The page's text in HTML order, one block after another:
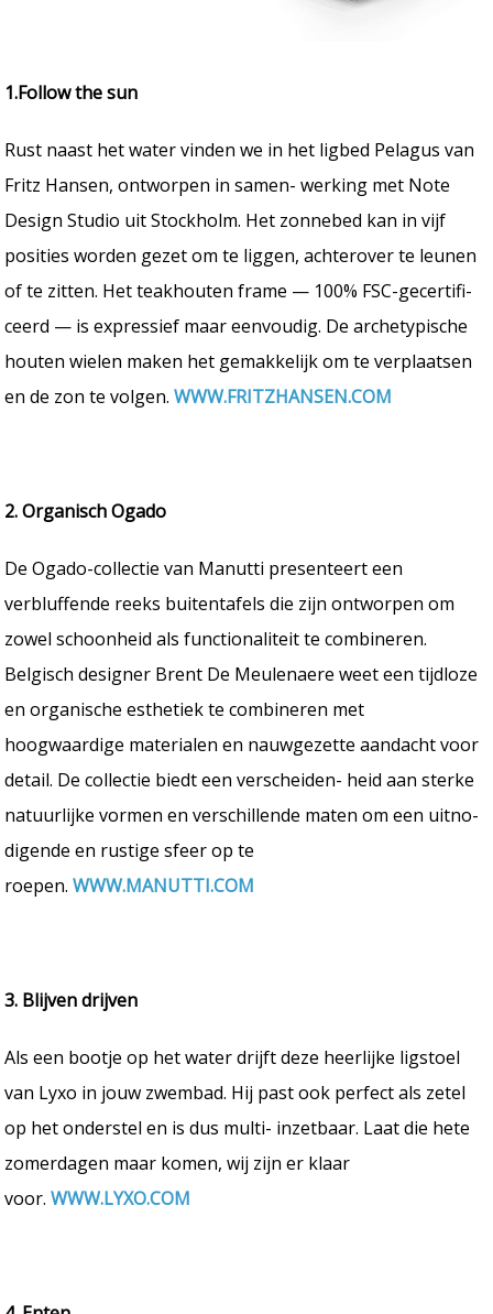
1.Follow the sun
Rust naast het water vinden we in het ligbed Pelagus van
Fritz Hansen, ontworpen in samen- werking met Note
Design Studio uit Stockholm. Het zonnebed kan in vijf
posities worden gezet om te liggen, achterover te leunen
of te zitten. Het teakhouten frame — 100% FSC-gecertifi-
ceerd — is expressief maar eenvoudig. De archetypische
houten wielen maken het gemakkelijk om te verplaatsen
en de zon te volgen.WWW.FRITZHANSEN.COM
2. Organisch Ogado
De Ogado-collectie van Manutti presenteert een
verbluffende reeks buitentafels die zijn ontworpen om
zowel schoonheid als functionaliteit te combineren.
Belgisch designer Brent De Meulenaere weet een tijdloze
en organische esthetiek te combineren met
hoogwaardige materialen en nauwgezette aandacht voor
detail. De collectie biedt een verscheiden- heid aan sterke
natuurlijke vormen en verschillende maten om een uitno-
digende en rustige sfeer op te
roepen.WWW.MANUTTI.COM
3. Blijven drijven
Als een bootje op het water drijft deze heerlijke ligstoel
van Lyxo in jouw zwembad. Hij past ook perfect als zetel
op het onderstel en is dus multi- inzetbaar. Laat die hete
zomerdagen maar komen, wij zijn er klaar
voor.WWW.LYXO.COM